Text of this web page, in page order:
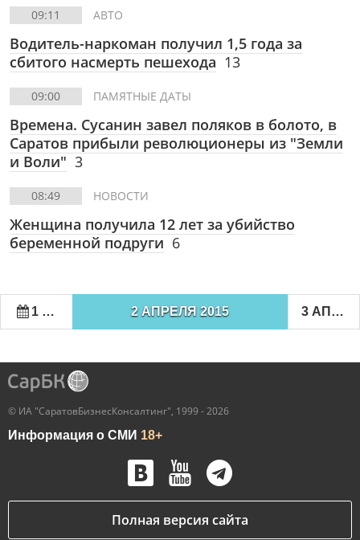
09:11 АВТО
Водитель-наркоман получил 1,5 года за
сбитого насмерть пешехода 13
09:00 ПАМЯТНЫЕ ДАТЫ
Времена. Сусанин завел поляков в болото, в
Саратов прибыли революционеры из "Земли
и Воли" 3
08:49 НОВОСТИ
Женщина получила 12 лет за убийство
беременной подруги 6
1 АПРЕЛЯ 2015 2 АПРЕЛЯ 2015 3 АПРЕЛЯ 2015
© ИА "СаратовБизнесКонсалтинг", 1999 - 2026
Информация о СМИ 18+
Полная версия сайта